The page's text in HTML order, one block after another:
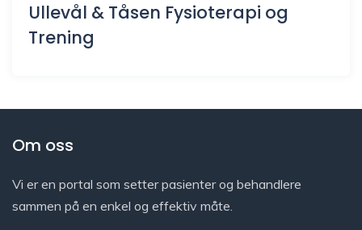
Ullevål & Tåsen Fysioterapi og
Trening
Om oss
Vi er en portal som setter pasienter og behandlere
sammen på en enkel og effektiv måte.